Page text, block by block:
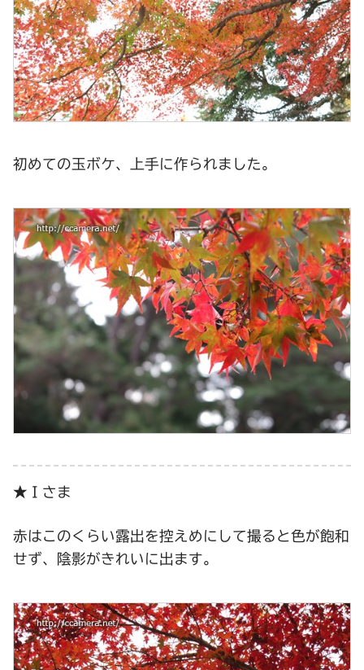
初めての玉ボケ、上手に作られました。
★Ｉさま
赤はこのくらい露出を控えめにして撮ると色が飽和
せず、陰影がきれいに出ます。